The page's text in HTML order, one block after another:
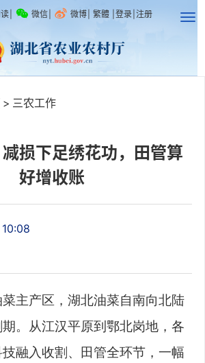
微信 微博 繁體 登录 注册
> 三农工作
损下足绣花功，田管算
好增收账
主产区，湖北油菜自南向北陆
。从江汉平原到鄂北岗地，各
融入收割、田管全环节，一幅